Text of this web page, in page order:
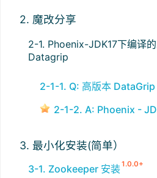
2. 魔改分享
2-1. Phoenix-JDK17下编译
Datagrip
2-1-1. Q: 高版本
2-1-2. A: Phoenix -
3. 最小化安装(简单）
3-1. Zookeeper 安装 1.0.0+